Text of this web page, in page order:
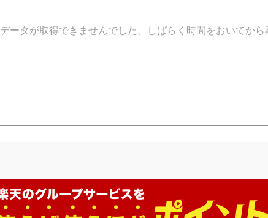
データが取得できませんでした。しばらく時間をおいてから